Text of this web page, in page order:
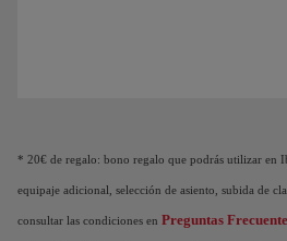
* 20€ de regalo: bono regalo que podrás utilizar en
equipaje adicional, selección de asiento, subida de
consultar las condiciones en Preguntas